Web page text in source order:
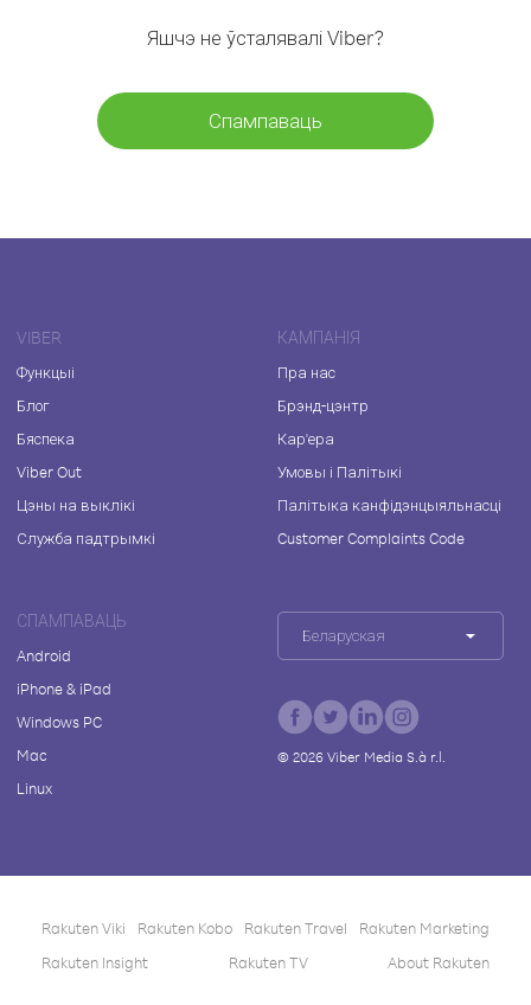
Яшчэ не ўсталявалі Viber?
Спампаваць
VIBER
Функцыі
Блог
Бяспека
Viber Out
Цэны на выклікі
Служба падтрымкі
КАМПАНІЯ
Пра нас
Брэнд-цэнтр
Кар'ера
Умовы і Палітыкі
Палітыка канфідэнцыяльнасці
Customer Complaints Code
СПАМПАВАЦЬ
Android
iPhone & iPad
Windows PC
Mac
Linux
Беларуская
© 2026Viber Media S.à r.l.
Rakuten Viki Rakuten Kobo Rakuten Travel
Rakuten Marketing
Rakuten Insight
Rakuten TV About Rakuten